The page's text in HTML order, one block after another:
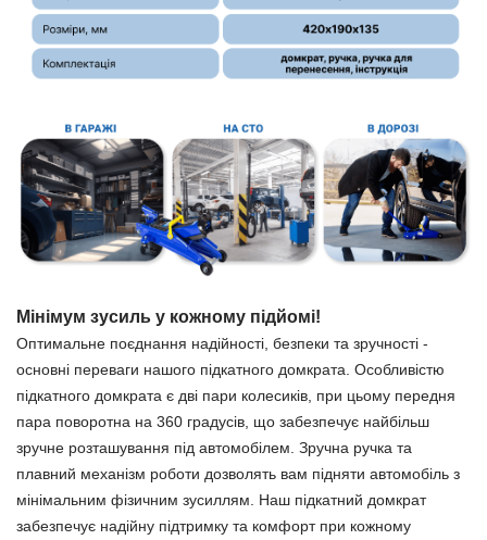
Мінімум зусиль у кожному підйомі!
Оптимальне поєднання надійності, безпеки та зручності -
основні переваги нашого підкатного домкрата. Особливістю
підкатного домкрата є дві пари колесиків, при цьому передня
пара поворотна на 360 градусів, що забезпечує найбільш
зручне розташування під автомобілем. Зручна ручка та
плавний механізм роботи дозволять вам підняти автомобіль з
мінімальним фізичним зусиллям. Наш підкатний домкрат
забезпечує надійну підтримку та комфорт при кожному